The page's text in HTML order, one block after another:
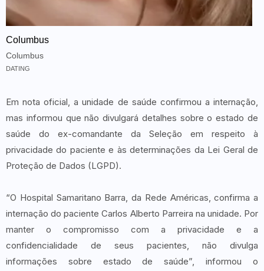
Columbus
Columbus
DATING
Em nota oficial, a unidade de saúde confirmou a internação,
mas informou que não divulgará detalhes sobre o estado de
saúde do ex-comandante da Seleção em respeito à
privacidade do paciente e às determinações da Lei Geral de
Proteção de Dados (LGPD).
“O Hospital Samaritano Barra, da Rede Américas, confirma a
internação do paciente Carlos Alberto Parreira na unidade. Por
manter o compromisso com a privacidade e a
confidencialidade de seus pacientes, não divulga
informações sobre estado de saúde”, informou o